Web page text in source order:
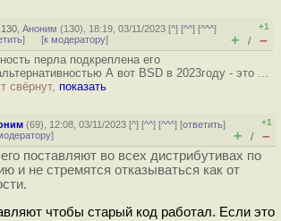
,Аноним (130), 18:19, 03/11/2023 [^] [^^] [^^^]
] [к модератору]
+1
+ / –
перла подкреплена его
А вот BSD в 2023году - это ...
свёрнут, показать
(69), 12:08, 03/11/2023 [^] [^^] [^^^] [ответить]
]
+1
+ / –
поставляют во всех дистрибутивах по
и не стремятся отказываться как от
чтобы старый код работал. Если это